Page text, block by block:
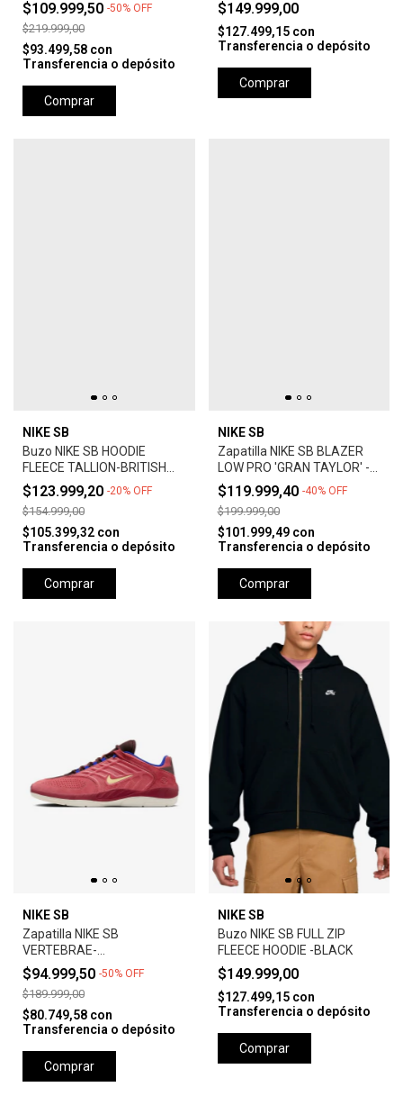
$109.999,50 -50% OFF
$219.999,00
$93.499,58 con
Transferencia o depósito
Comprar
$149.999,00
$127.499,15 con
Transferencia o depósito
Comprar
NIKE SB
Buzo NIKE SB HOODIE
FLEECE TALLION-BRITISH
TAN
$123.999,20 -20% OFF
$154.999,00
$105.399,32 con
Transferencia o depósito
Comprar
NIKE SB
Zapatilla NIKE SB BLAZER
LOW PRO 'GRAN TAYLOR' -
SUMMIT WHITE
$119.999,40 -40% OFF
$199.999,00
$101.999,49 con
Transferencia o depósito
Comprar
NIKE SB
Zapatilla NIKE SB
VERTEBRAE-
ADOBE/EARTH/NOBLE
RED/MELON TINT
$94.999,50 -50% OFF
$189.999,00
$80.749,58 con
Transferencia o depósito
Comprar
NIKE SB
Buzo NIKE SB FULL ZIP
FLEECE HOODIE -BLACK
$149.999,00
$127.499,15 con
Transferencia o depósito
Comprar